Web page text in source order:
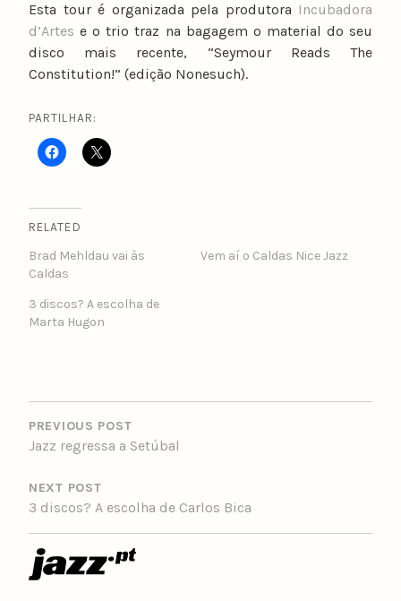
Esta tour é organizada pela produtora Incubadora
d’Artes e o trio traz na bagagem o material do seu
disco mais recente, “Seymour Reads The
Constitution!” (edição Nonesuch).
PARTILHAR:
RELATED
Brad Mehldau vai às
Caldas
Vem aí o Caldas Nice Jazz
3 discos? A escolha de
Marta Hugon
POST
NAVIGATION
PREVIOUS POST
Jazz regressa a Setúbal
NEXT POST
3 discos? A escolha de Carlos Bica